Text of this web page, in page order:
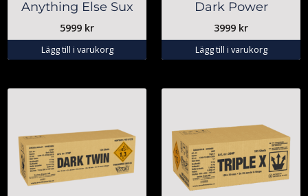
Anything Else Sux
5999 kr
Lägg till i varukorg
Dark Power
3999 kr
Lägg till i varukorg